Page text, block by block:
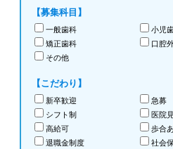
【募集科目】
一般歯科 小児
矯正歯科
口腔
その他
【こだわり】
新卒歓迎 急募
シフト制
医院
高給可
歩合
退職金制度
社会